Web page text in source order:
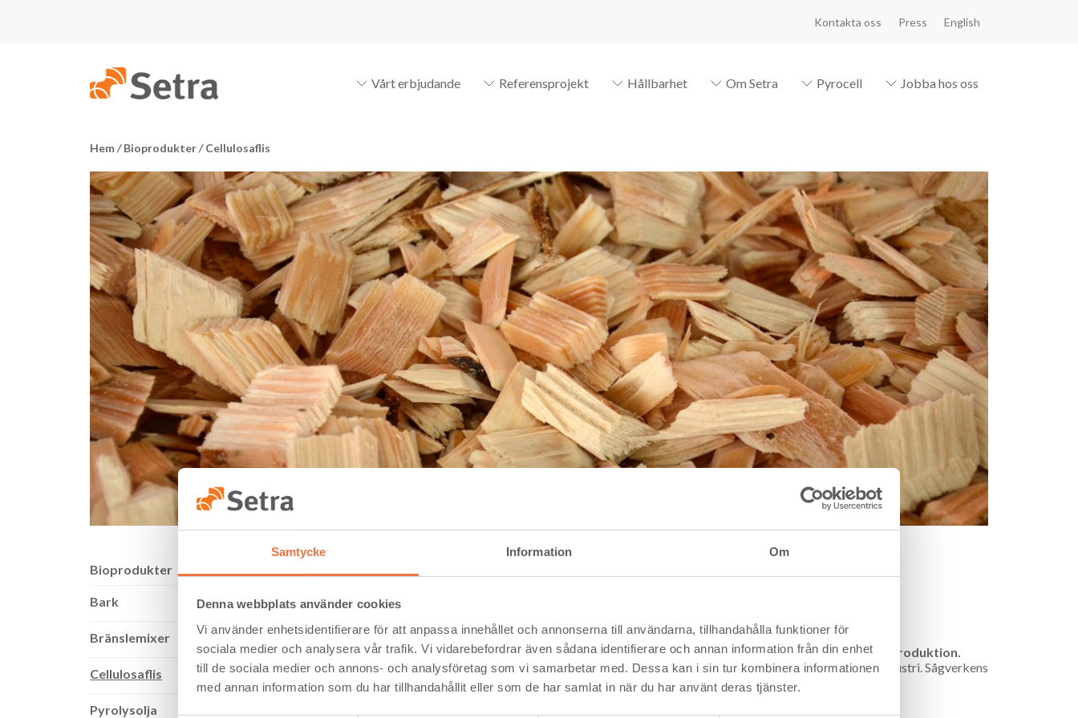
Samtycke Information Om
Denna webbplats använder cookies
Vi använder enhetsidentifierare för att anpassa innehållet och annonserna till användarna, tillhandahålla funktioner för
sociala medier och analysera vår trafik. Vi vidarebefordrar även sådana identifierare och annan information från din enhet
till de sociala medier och annons- och analysföretag som vi samarbetar med. Dessa kan i sin tur kombinera informationen
med annan information som du har tillhandahållit eller som de har samlat in när du har använt deras tjänster.
Kontakta oss Press English
Vårt erbjudande Referensprojekt Hållbarhet Om Setra Pyrocell Jobba hos oss
Hem/ Bioprodukter/ Cellulosaflis
Bioprodukter
Bark
Bränslemixer
Cellulosaflis
Pyrolysolja
Cellulosaflis
Massa- och pappersindustrin efterfrågar stora mängder färska träfibrer, cellulosafibrer, för sin produktion.
Cellulosaflisen, eller råflisen, kommer från de yttre delarna av stocken och är en viktig råvara för denna industri. Sågverkens
förmåga att leverera stora och jämna flöden av färsk råvara uppskattas av industrikunderna. Det finns även